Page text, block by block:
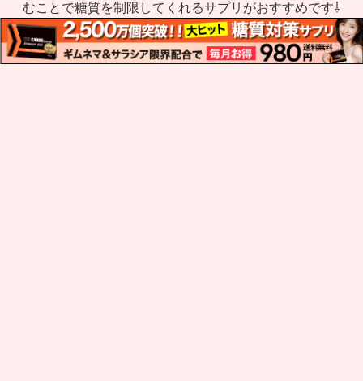
むことで糖質を制限してくれるサプリがおすすめです⇩